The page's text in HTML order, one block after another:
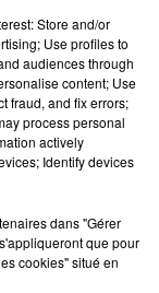
21 juillet
Store and/or
Use profiles to
audiences through
content; Use
fraud, and fix errors;
process personal
actively
Identify devices
dans "Gérer
que pour
cookies" situé en